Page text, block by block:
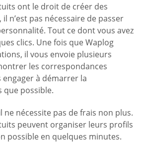
ont le droit de créer des
n’est pas nécessaire de passer
Tout ce dont vous avez
clics. Une fois que Waplog
il vous envoie plusieurs
les correspondances
à démarrer la
que possible.
ne nécessite pas de frais non plus.
peuvent organiser leurs profils
possible en quelques minutes.